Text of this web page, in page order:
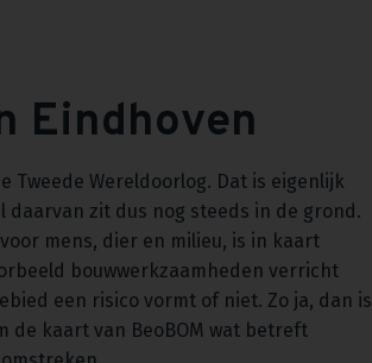
Eindhoven
Tweede Wereldoorlog. Dat is eigenlijk
daarvan zit dus nog steeds in de grond.
mens, dier en milieu, is in kaart
bouwwerkzaamheden verricht
een risico vormt of niet. Zo ja, dan is
de kaart van BeoBOM wat betreft